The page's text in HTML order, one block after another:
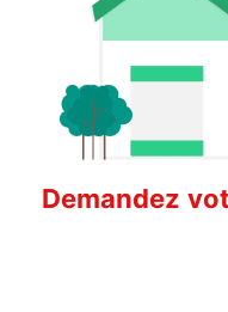
Demandez